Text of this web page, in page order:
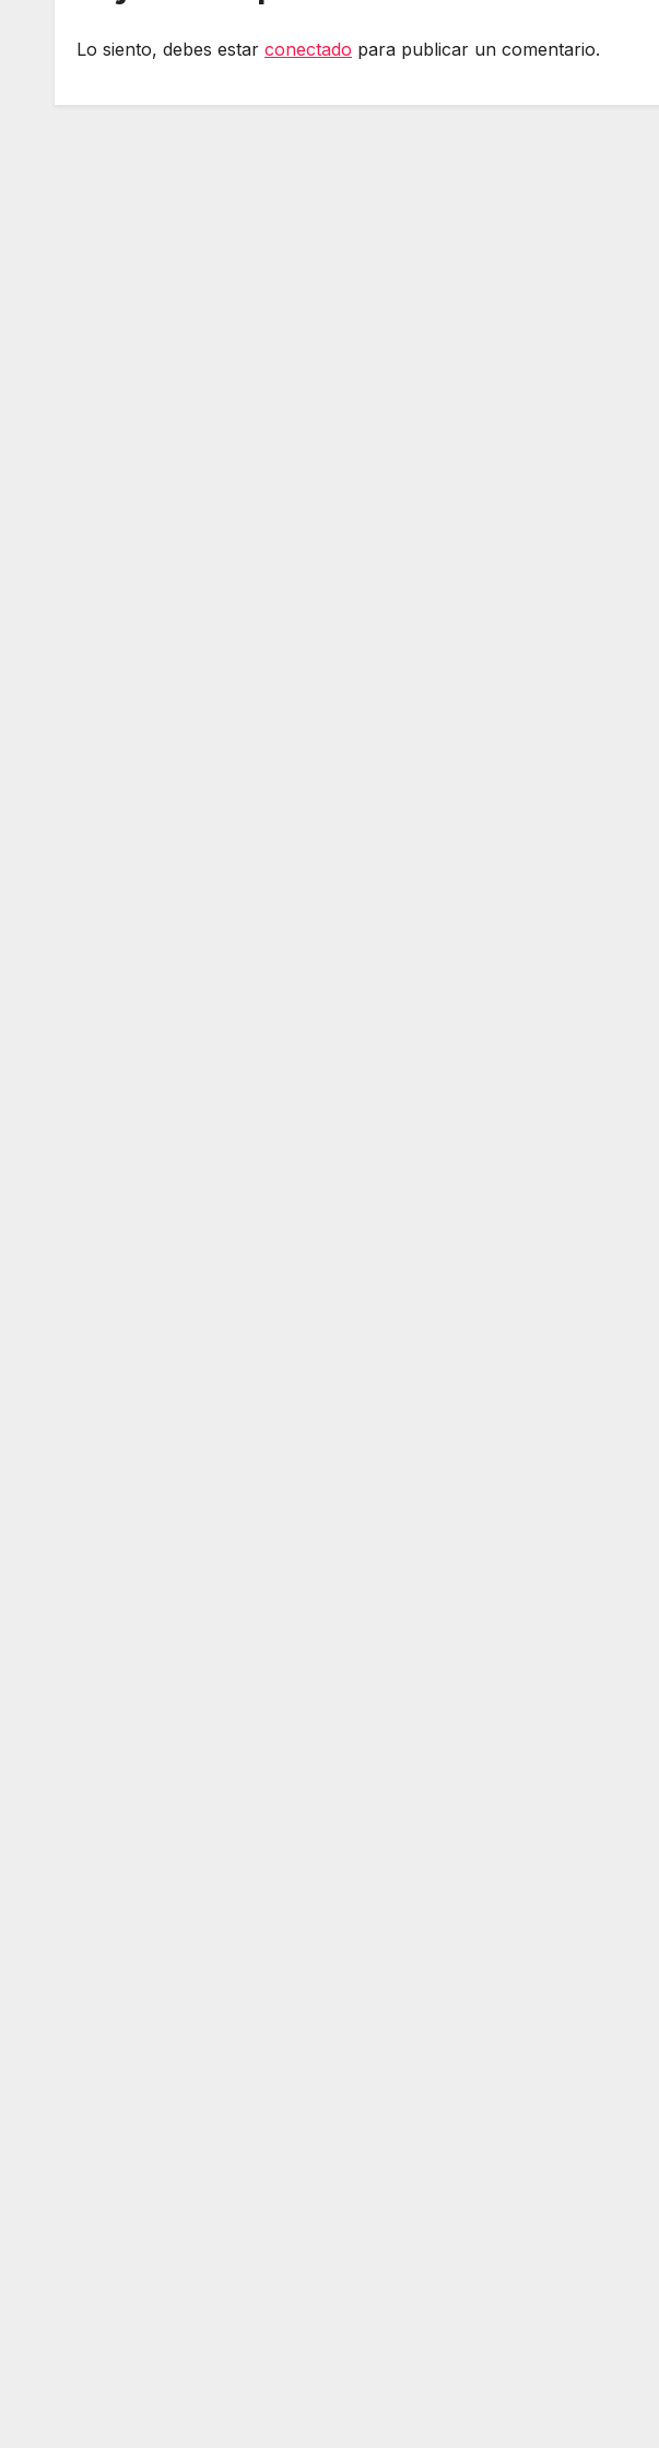
Lo siento, debes estar conectado para publicar un comentario.